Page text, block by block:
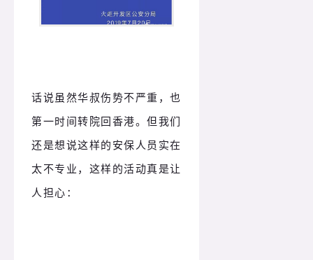
话说虽然华叔伤势不严重，也
第一时间转院回香港。但我们
还是想说这样的安保人员实在
太不专业，这样的活动真是让
人担心：